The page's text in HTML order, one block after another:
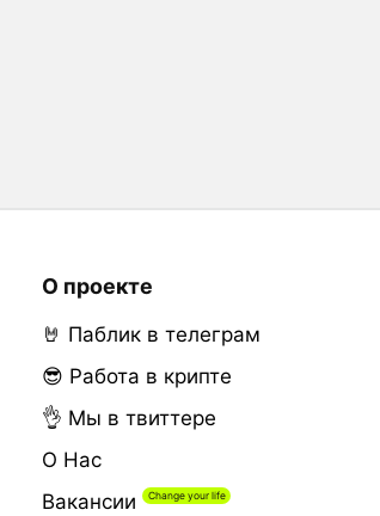
О проекте
🤘 Паблик в телеграм
😎 Работа в крипте
👌 Мы в твиттере
О Нас
Вакансии